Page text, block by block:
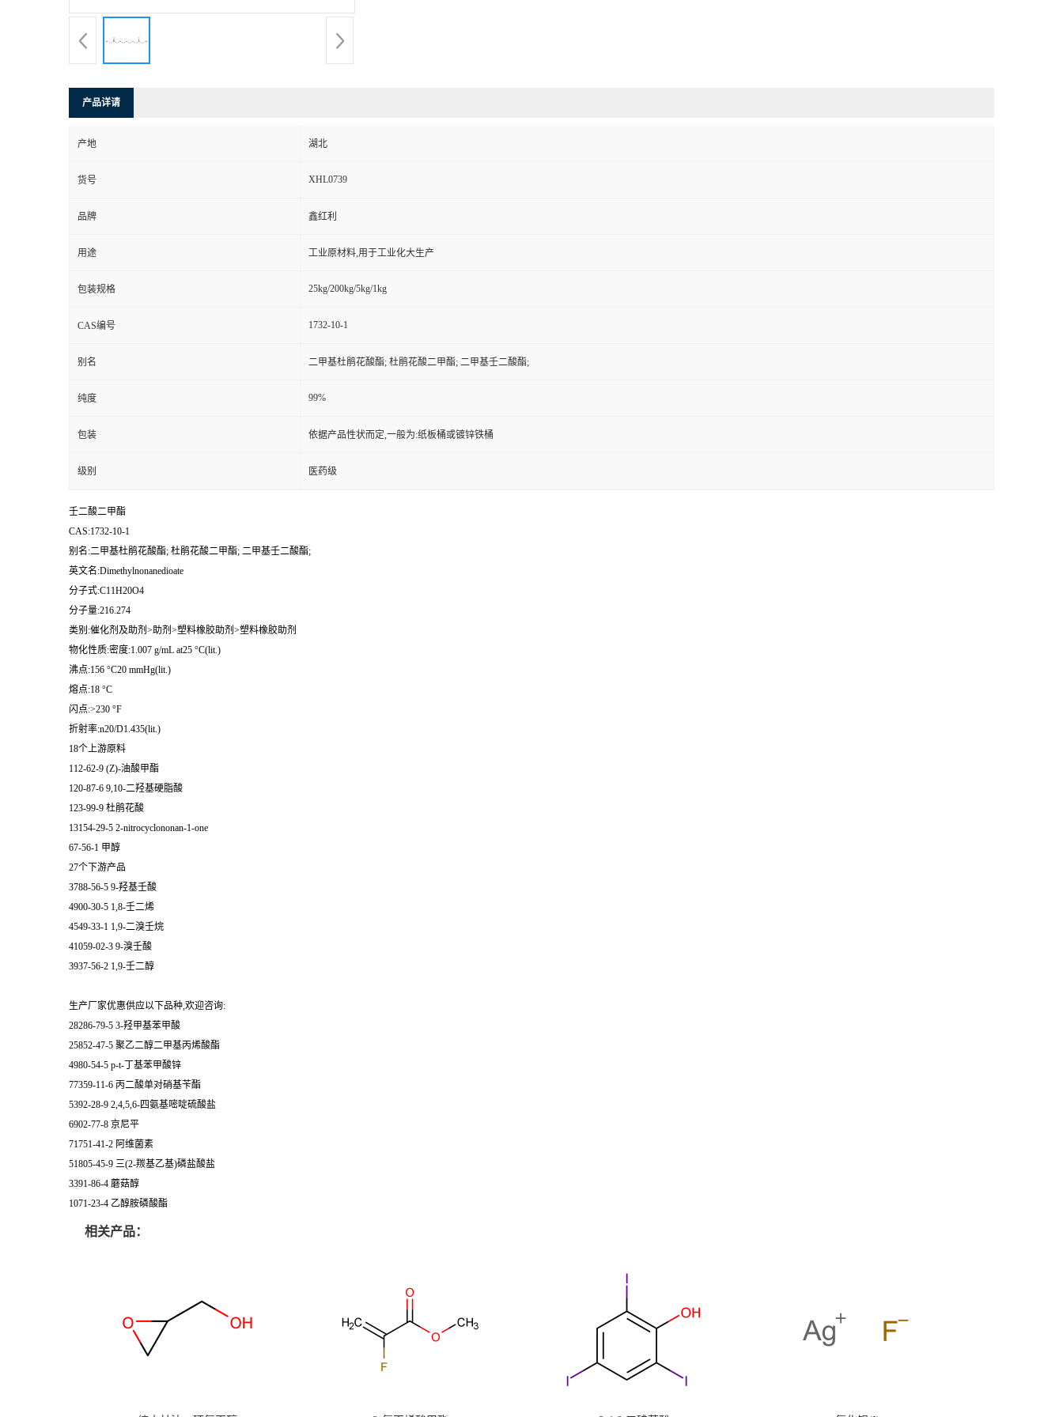
产品详请
产地 湖北
货号 XHL0739
品牌 鑫红利
用途 工业原材料,用于工业化大生产
包装规格 25kg/200kg/5kg/1kg
CAS编号 1732-10-1
别名 二甲基杜鹃花酸酯; 杜鹃花酸二甲酯; 二甲基壬二酸酯;
纯度 99%
包装 依据产品性状而定,一般为:纸板桶或镀锌铁桶
级别 医药级
壬二酸二甲酯
CAS:1732-10-1
别名:二甲基杜鹃花酸酯; 杜鹃花酸二甲酯; 二甲基壬二酸酯;
英文名:Dimethylnonanedioate
分子式:C11H20O4
分子量:216.274
类别:催化剂及助剂>助剂>塑料橡胶助剂>塑料橡胶助剂
物化性质:密度:1.007 g/mL at25 °C(lit.)
沸点:156 °C20 mmHg(lit.)
熔点:18 °C
闪点:>230 °F
折射率:n20/D1.435(lit.)
18个上游原料
112-62-9 (Z)-油酸甲酯
120-87-6 9,10-二羟基硬脂酸
123-99-9 杜鹃花酸
13154-29-5 2-nitrocyclononan-1-one
67-56-1 甲醇
27个下游产品
3788-56-5 9-羟基壬酸
4900-30-5 1,8-壬二烯
4549-33-1 1,9-二溴壬烷
41059-02-3 9-溴壬酸
3937-56-2 1,9-壬二醇
生产厂家优惠供应以下品种,欢迎咨询:
28286-79-5 3-羟甲基苯甲酸
25852-47-5 聚乙二醇二甲基丙烯酸酯
4980-54-5 p-t-丁基苯甲酸锌
77359-11-6 丙二酸单对硝基苄酯
5392-28-9 2,4,5,6-四氨基嘧啶硫酸盐
6902-77-8 京尼平
71751-41-2 阿维菌素
51805-45-9 三(2-羰基乙基)磷盐酸盐
3391-86-4 蘑菇醇
1071-23-4 乙醇胺磷酸酯
相关产品：